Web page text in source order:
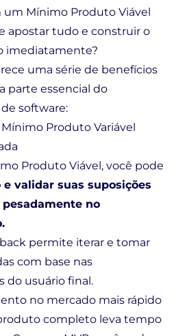
um Mínimo Produto Viável
apostar tudo e construir o
imediatamente?
uma série de benefícios
parte essencial do
software:
Produto Variável
Produto Viável, você pode
validar suas suposições
no
permite iterar e tomar
com base nas
do usuário final.
no mercado mais rápido
completo leva tempo